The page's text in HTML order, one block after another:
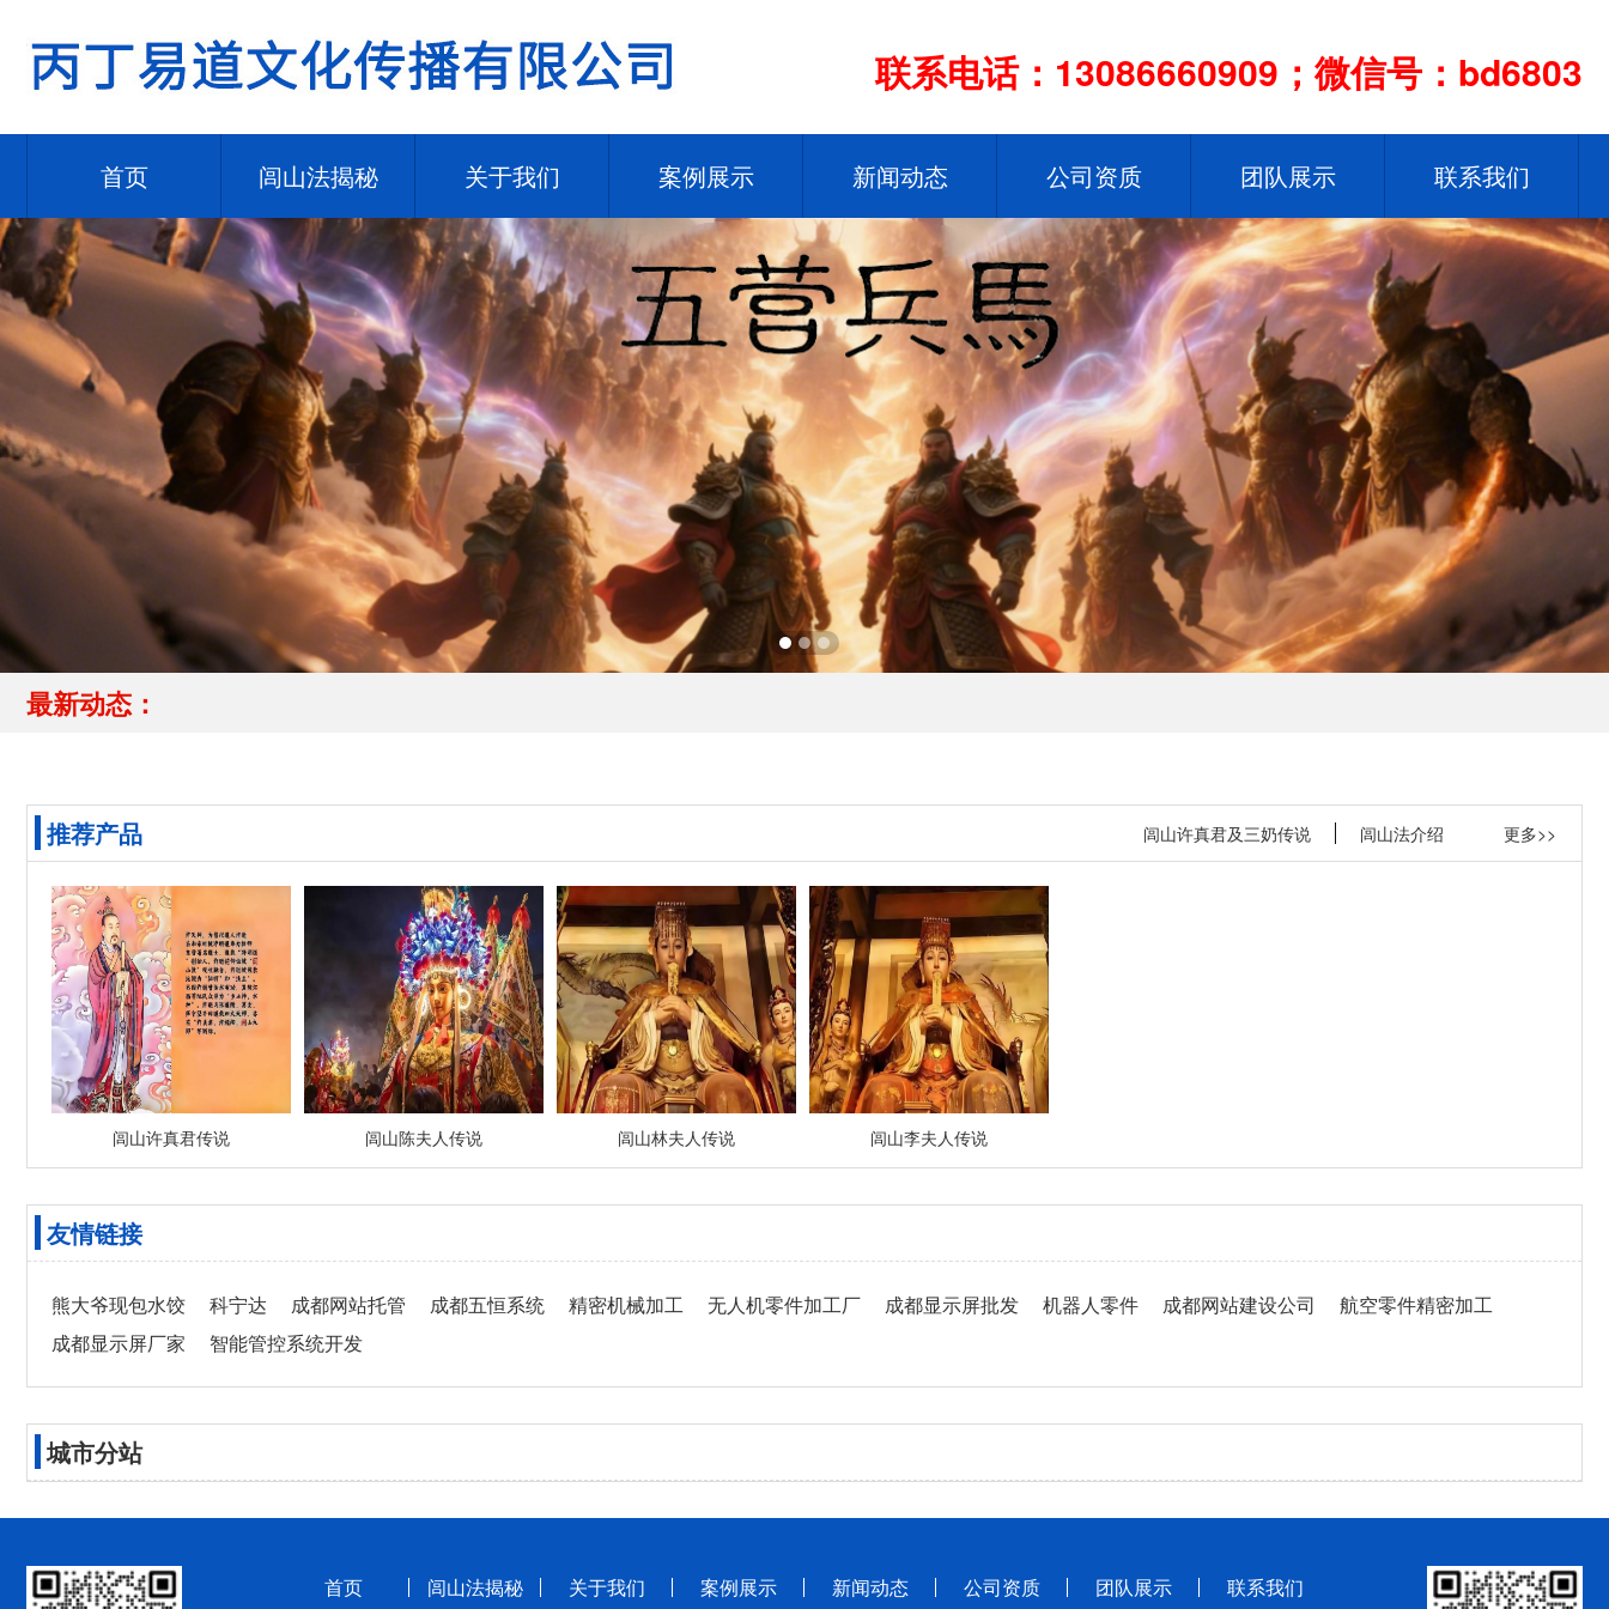
联系电话：13086660909；微信号：bd6803
首页 闾山法揭秘 关于我们 案例展示 新闻动态 公司资质 团队展示 联系我们
最新动态：
推荐产品 更多>>
闾山许真君及三奶传说 闾山法介绍
闾山许真君传说 闾山陈夫人传说 闾山林夫人传说 闾山李夫人传说
友情链接
熊大爷现包水饺 科宁达 成都网站托管 成都五恒系统 精密机械加工 无人机零件加工厂 成都显示屏批发 机器人零件 成都网站建设公司
航空零件精密加工
成都显示屏厂家
智能管控系统开发
城市分站
首页 闾山法揭秘 关于我们 案例展示 新闻动态 公司资质 团队展示 联系我们